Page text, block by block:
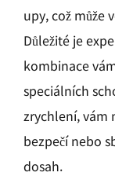
upy, což může
Důležité je
kombinace
speciálních
zrychlení, vám
bezpečí nebo
dosah.